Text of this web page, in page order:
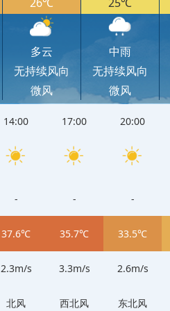
多云
无持续风向
微风
中雨
无持续风向
微风
14:00
-
37.6℃
2.3m/s
北风
17:00
-
35.7℃
3.3m/s
西北风
20:00
-
33.5℃
2.6m/s
东北风